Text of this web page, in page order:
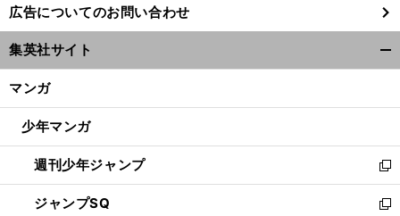
い
ウ
ィ
ン
ウ
開
く
広告についてのお問い合わせ
集英社サイト
マンガ
少年マンガ
週刊少年ジャンプ
新
し
い
ジャンプSQ
新